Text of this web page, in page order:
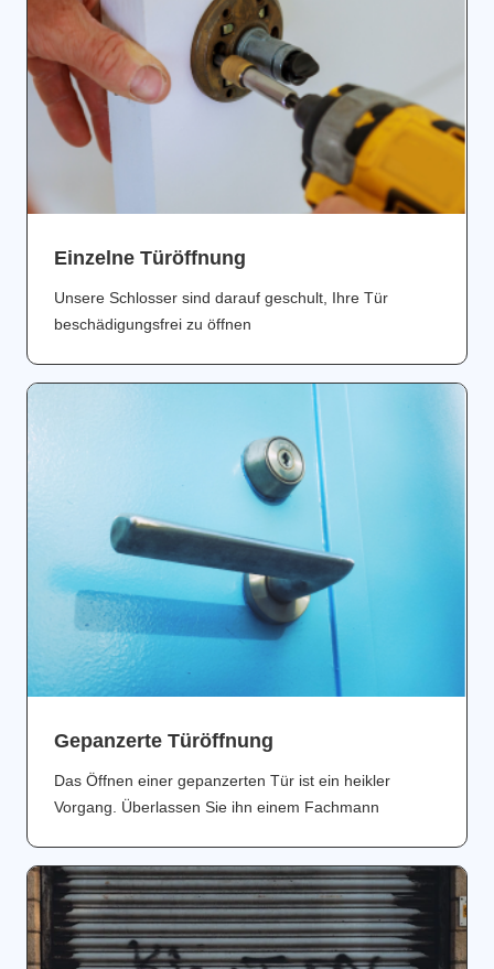
Einzelne Türöffnung
Unsere Schlosser sind darauf geschult, Ihre Tür
beschädigungsfrei zu öffnen
Gepanzerte Türöffnung
Das Öffnen einer gepanzerten Tür ist ein heikler
Vorgang. Überlassen Sie ihn einem Fachmann